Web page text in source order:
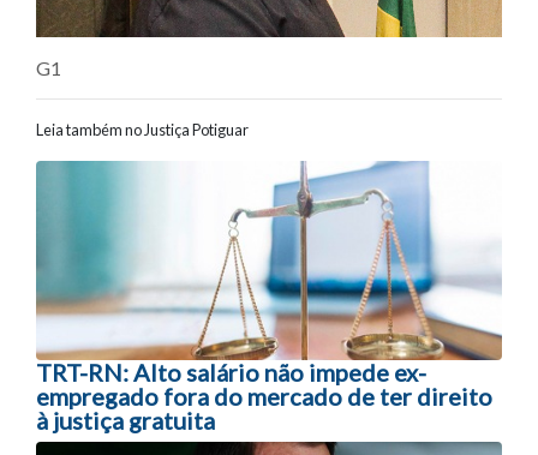
G1
Leia também no Justiça Potiguar
Navegação entre posts
TRT-RN: Alto salário não impede ex-
empregado fora do mercado de ter direito
à justiça gratuita